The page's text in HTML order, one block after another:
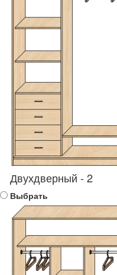
Двухдверный - 2
Выбрать